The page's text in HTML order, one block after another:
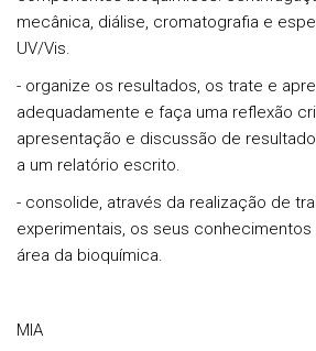
mecânica, diálise, cromatografia e
UV/Vis.
- organize os resultados, os trate e
adequadamente e faça uma reflexão
apresentação e discussão de
a um relatório escrito.
- consolide, através da realização de
experimentais, os seus
área da bioquímica.
MIA